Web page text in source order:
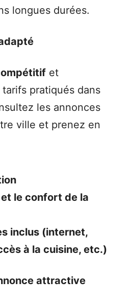
longues durées.
et
pratiqués dans
les annonces
ville et prenez en
le confort de la
inclus (internet,
à la cuisine, etc.)
attractive